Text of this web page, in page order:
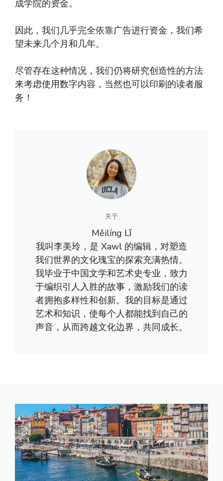
成学院的资金。
因此，我们几乎完全依靠广告进行资金，我们希
望未来几个月和几年。
尽管存在这种情况，我们仍将研究创造性的方法
来考虑使用数字内容，当然也可以印刷的读者服
务！
关于
Měilíng Lǐ
我叫李美玲，是 Xawl 的编辑，对塑造
我们世界的文化瑰宝的探索充满热情。
我毕业于中国文学和艺术史专业，致力
于编织引人入胜的故事，激励我们的读
者拥抱多样性和创新。我的目标是通过
艺术和知识，使每个人都能找到自己的
声音，从而跨越文化边界，共同成长。